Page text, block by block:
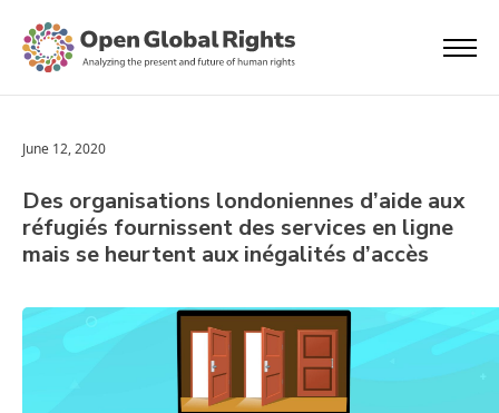
June 12, 2020
Des organisations londoniennes d’aide aux
réfugiés fournissent des services en ligne
mais se heurtent aux inégalités d’accès